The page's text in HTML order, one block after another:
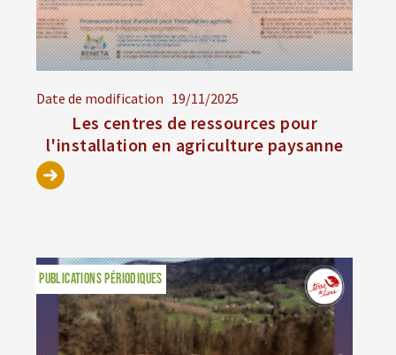
Date de modification 19/11/2025
Les centres de ressources pour
l'installation en agriculture paysanne
PUBLICATIONS PÉRIODIQUES